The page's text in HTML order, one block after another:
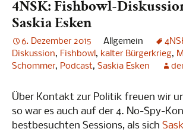
4NSK: Fishbowl-
Saskia Esken
6. Dezember 2015 Allgemein
Diskussion, Fishbowl , kalter Bürgerkrieg,
Schommer, Podcast, Saskia Esken
Über Kontakt zur Politik freuen wir
so war es auch auf der 4. No-Spy-
bestbesuchten Sessions, als sich